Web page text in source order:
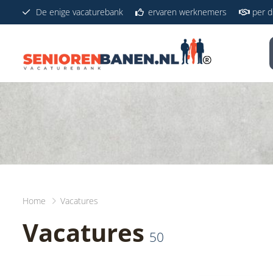
Home Vacatures
Vacatures 50
De enige vacaturebank ervaren werknemers per